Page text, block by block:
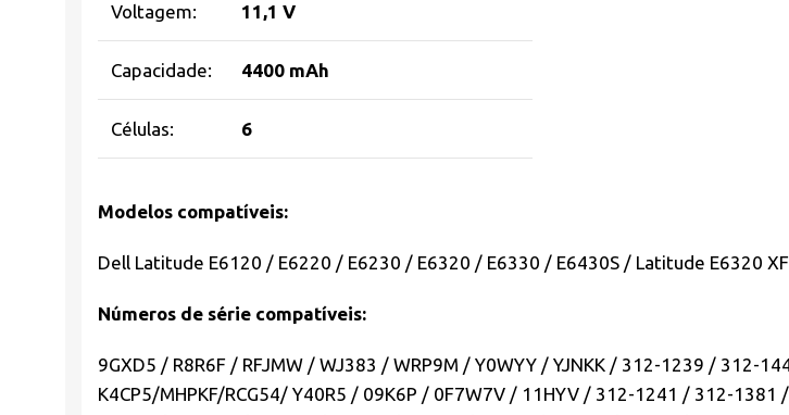
Voltagem: 11,1 V
Capacidade: 4400 mAh
Células: 6
Modelos compatíveis:
Dell Latitude E6120 / E6220 / E6230 / E6320 / E6330 / E6430S / Latitude E6320
Números de série compatíveis:
9GXD5 / R8R6F / RFJMW / WJ383 / WRP9M / Y0WYY / YJNKK / 312-1239 /
K4CP5/MHPKF/RCG54/ Y40R5 / 09K6P / 0F7W7V / 11HYV / 312-1241 / 312-